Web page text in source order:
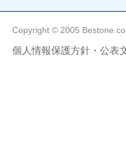
Copyright © 2005
個人情報保護方針・公表